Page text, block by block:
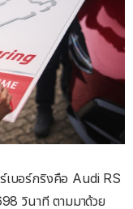
เบอร์กริงคือ Audi RS
วินาที ตามมาด้วย